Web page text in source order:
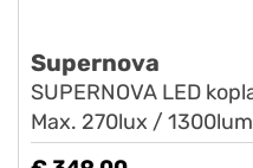
Supernova
SUPERNOVA LED
Max. 270lux /